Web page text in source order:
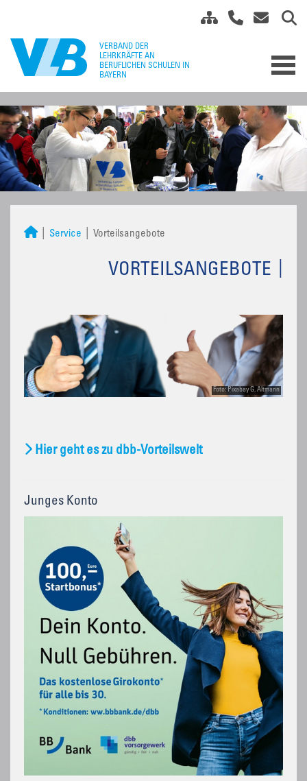
Service Vorteilsangebote
VORTEILSANGEBOTE
Foto: Pixabay G. Altmann
Hier geht es zu dbb-Vorteilswelt
Junges Konto